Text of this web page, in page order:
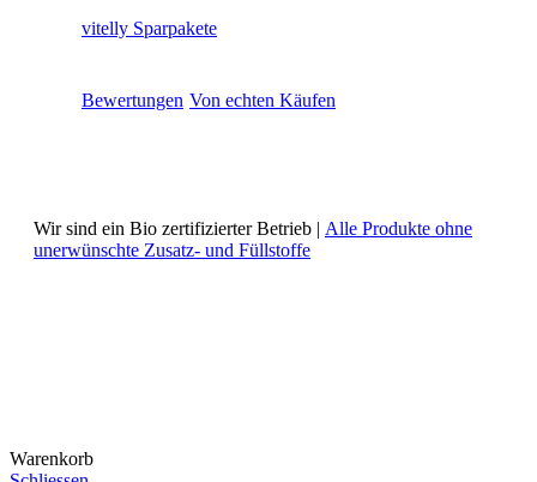
vitelly Sparpakete
Bewertungen Von echten Käufen
Wir sind ein Bio zertifizierter Betrieb | Alle Produkte ohne
unerwünschte Zusatz- und Füllstoffe
Warenkorb